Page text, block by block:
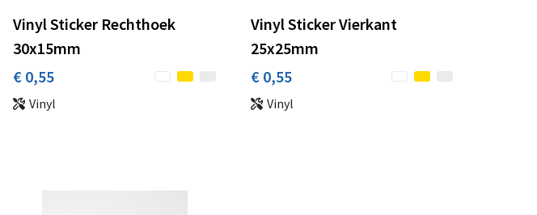
Vinyl Sticker Rechthoek
30x15mm
€ 0,55
Vinyl
Vinyl Sticker Vierkant
25x25mm
€ 0,55
Vinyl